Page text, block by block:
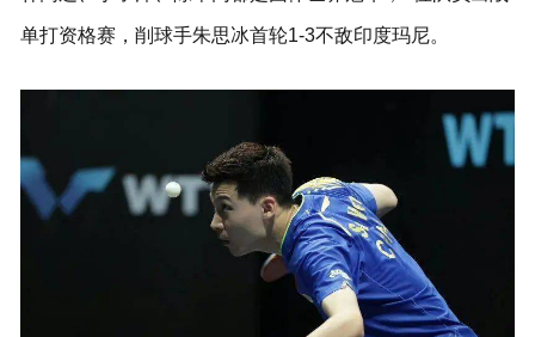
单打资格赛，削球手朱思冰首轮1-3不敌印度玛尼。